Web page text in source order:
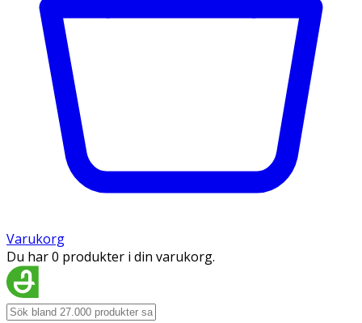
Varukorg
Du har 0 produkter i din varukorg.